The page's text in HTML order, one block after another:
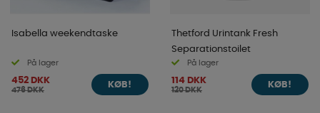
Isabella weekendtaske
På lager
452 DKK
476 DKK
KØB!
Thetford Urintank Fresh
Separationstoilet
På lager
114 DKK
120 DKK
KØB!